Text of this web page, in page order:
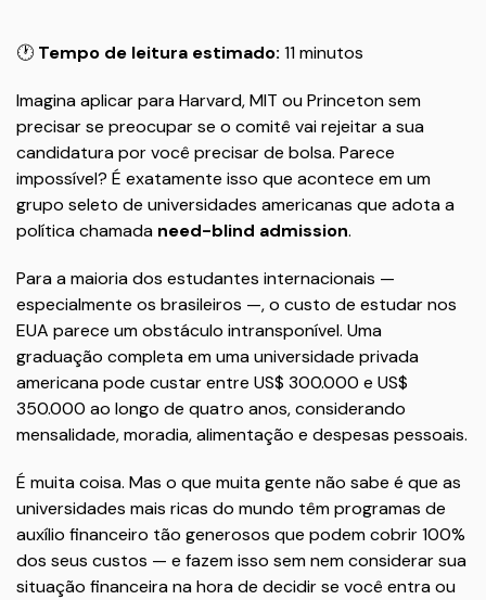
🕐 Tempo de leitura estimado: 11 minutos
Imagina aplicar para Harvard, MIT ou Princeton sem
precisar se preocupar se o comitê vai rejeitar a sua
candidatura por você precisar de bolsa. Parece
impossível? É exatamente isso que acontece em um
grupo seleto de universidades americanas que adota a
política chamada need-blind admission.
Para a maioria dos estudantes internacionais —
especialmente os brasileiros —, o custo de estudar nos
EUA parece um obstáculo intransponível. Uma
graduação completa em uma universidade privada
americana pode custar entre US$ 300.000 e US$
350.000 ao longo de quatro anos, considerando
mensalidade, moradia, alimentação e despesas pessoais.
É muita coisa. Mas o que muita gente não sabe é que as
universidades mais ricas do mundo têm programas de
auxílio financeiro tão generosos que podem cobrir 100%
dos seus custos — e fazem isso sem nem considerar sua
situação financeira na hora de decidir se você entra ou